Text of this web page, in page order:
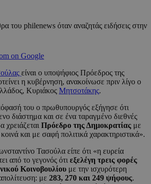
του philenews όταν αναζητάς ειδήσεις στην
on Google
είναι ο υποψήφιος Πρόεδρος της
η κυβέρνηση, ανακοίνωσε πριν λίγο ο
Κυριάκος Μητσοτάκης.
του ο πρωθυπουργός εξήγησε ότι
διάστημα και σε ένα ταραγμένο διεθνές
χρειάζεται Πρόεδρο της Δημοκρατίας με
και με σαφή πολιτικά χαρακτηριστικά».
Τασούλα είπε ότι «η ευρεία
από το γεγονός ότι εξελέγη τρεις φορές
Κοινοβουλίου με την ισχυρότερη
με 283, 270 και 249 ψήφους.